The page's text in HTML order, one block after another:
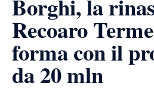
Borghi, la
Recoaro
forma con il
da 20 mln